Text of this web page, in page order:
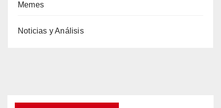
Memes
Noticias y Análisis